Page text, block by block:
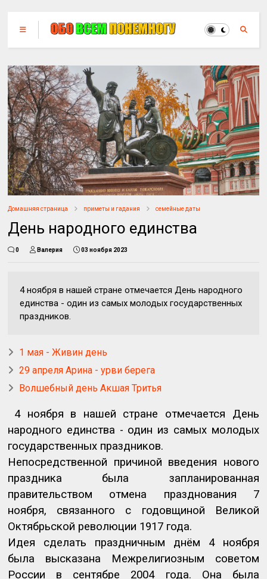
Домашняя страница приметы и гадания семейные даты
День народного единства
0 Валерия 03 ноября 2023
4 ноября в нашей стране отмечается День народного
единства - один из самых молодых государственных
праздников.
1 мая - Живин день
29 апреля Арина - урви берега
Волшебный день Акшая Тритья
4 ноября в нашей стране отмечается День
народного единства - один из самых молодых
государственных праздников.
Непосредственной причиной введения нового
праздника была запланированная
правительством отмена празднования 7
ноября, связанного с годовщиной Великой
Октябрьской революции 1917 года.
Идея сделать праздничным днём 4 ноября
была высказана Межрелигиозным советом
России в сентябре 2004 года. Она была